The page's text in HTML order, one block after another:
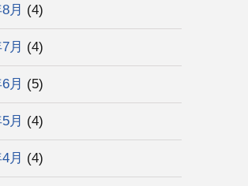
月 (4)
月 (4)
月 (5)
月 (4)
月 (4)